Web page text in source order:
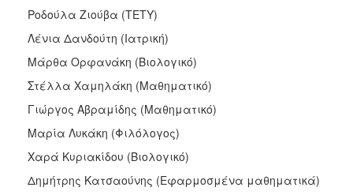
Ροδούλα Ζιούβα (ΤΕΤΥ)
Λένια Δανδούτη (Ιατρική)
Μάρθα Ορφανάκη (Βιολογικό)
Στέλλα Χαμηλάκη (Μαθηματικό)
Γιώργος Αβραμίδης (Μαθηματικό)
Μαρία Λυκάκη (Φιλόλογος)
Χαρά Κυριακίδου (Βιολογικό)
Δημήτρης Κατσαούνης (Εφαρμοσμένα μαθηματικά)